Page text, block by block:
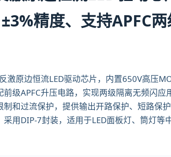
精度、支持APFC
激原边恒流LED驱动芯片，内置650V高压
级APFC升压电路，实现两级隔离无频闪应
和过流保护，提供输出开路保护、短路保
用DIP-7封装，适用于LED面板灯、筒灯等